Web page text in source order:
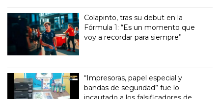
Colapinto, tras su debut en la
Fórmula 1: “Es un momento que
voy a recordar para siempre”
“Impresoras, papel especial y
bandas de seguridad” fue lo